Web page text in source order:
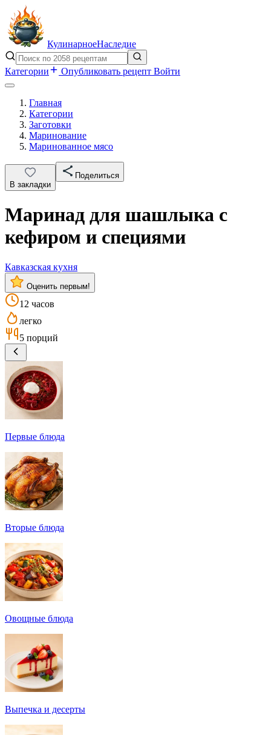
КулинарноеНаследие
Категории Опубликовать рецепт Войти
Главная
Категории
Заготовки
Маринование
Маринованное мясо
В закладки
Поделиться
Маринад для шашлыка с
кефиром и специями
Кавказская кухня
Оценить первым!
12 часов
легко
5 порций
Первые блюда
Вторые блюда
Овощные блюда
Выпечка и десерты